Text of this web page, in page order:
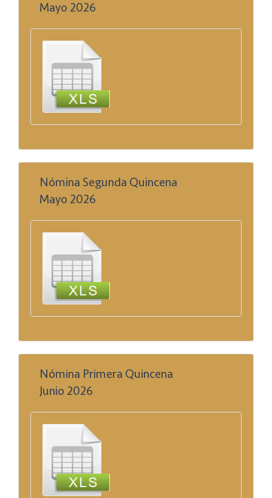
Mayo 2026
Nómina Segunda Quincena
Mayo 2026
Nómina Primera Quincena
Junio 2026